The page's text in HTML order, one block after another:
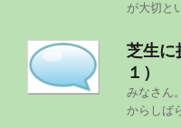
が大切と
芝生に
１）
みなさん
からしば